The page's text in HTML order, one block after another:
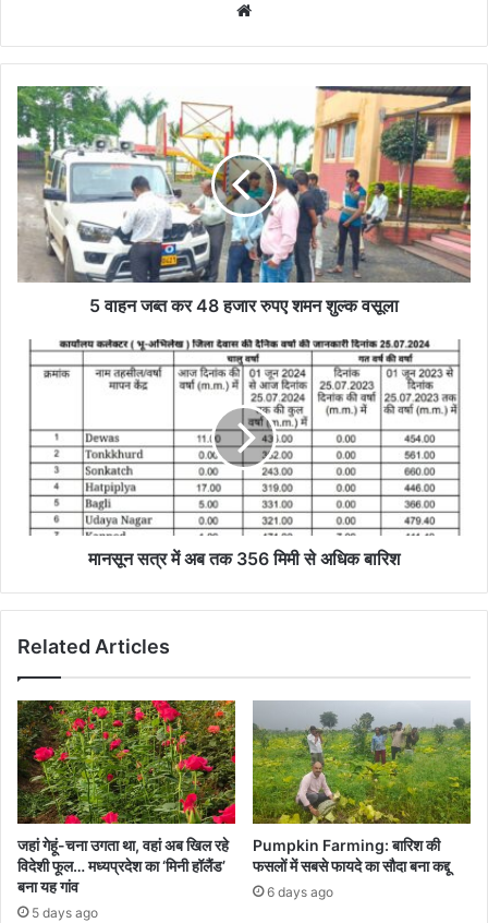
5
वाहन
जब्त
कर
48
हजार
रुपए
शुल्क
5 वाहन जब्त कर 48 हजार रुपए शमन शुल्क वसूला
मानसून
सत्र
तक
356
मिमी
अधिक
मानसून सत्र में अब तक 356 मिमी से अधिक बारिश
Related Articles
जहां गेहूं-चना उगता था, वहां अब खिल रहे
विदेशी फूल… मध्यप्रदेश का ‘मिनी हॉलैंड’
बना यह गांव
5 days ago
Pumpkin Farming: बारिश की
फसलों में सबसे फायदे का सौदा बना कद्दू
6 days ago